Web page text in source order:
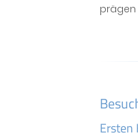
prägen
Ersten